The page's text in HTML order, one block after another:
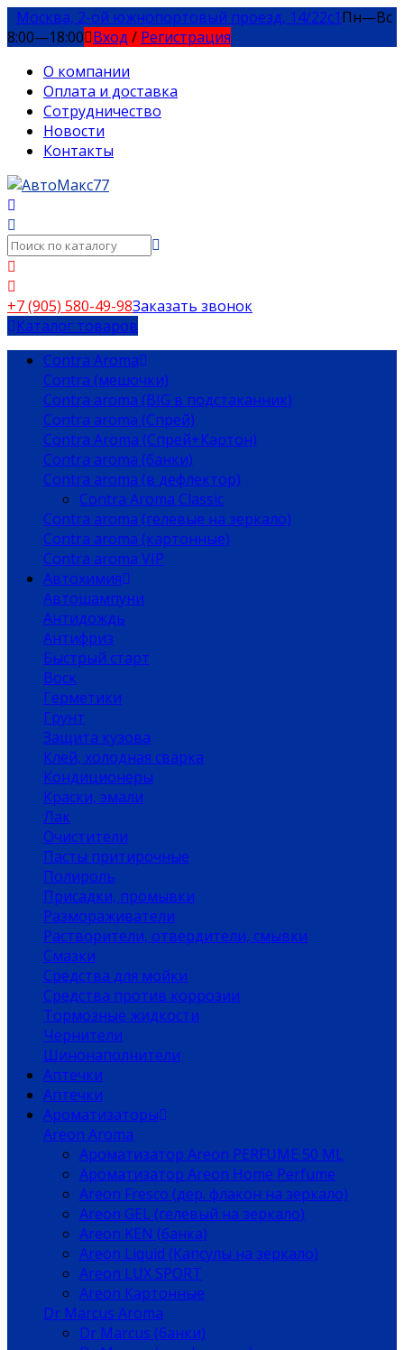
Москва, 2-ой южнопортовый проезд, 14/22c1Пн—Вс
8:00—18:00 Вход / Регистрация
О компании
Оплата и доставка
Сотрудничество
Новости
Контакты
+7 (905) 580-49-98Заказать звонок
Каталог товаров
Contra Aroma
Contra (мешочки)
Contra aroma (BIG в подстаканник)
Contra aroma (Спрей)
Contra Aroma (Спрей+Картон)
Contra aroma (банки)
Contra aroma (в дефлектор)
Contra Aroma Classic
Contra aroma (гелевые на зеркало)
Contra aroma (картонные)
Contra aroma VIP
Автохимия
Автошампуни
Антидождь
Антифриз
Быстрый старт
Воск
Герметики
Грунт
Защита кузова
Клей, холодная сварка
Кондиционеры
Краски, эмали
Лак
Очистители
Пасты притирочные
Полироль
Присадки, промывки
Размораживатели
Растворители, отвердители, смывки
Смазки
Средства для мойки
Средства против коррозии
Тормозные жидкости
Чернители
Шинонаполнители
Аптечки
Аптечки
Ароматизаторы
Areon Aroma
Ароматизатор Areon PERFUME 50 ML
Ароматизатор Areon Home Perfume
Areon Fresco (дер. флакон на зеркало)
Areon GEL (гелевый на зеркало)
Areon KEN (банка)
Areon Liquid (Капсулы на зеркало)
Areon LUX SPORT
Areon Картонные
Dr Marcus Aroma
Dr Marcus (банки)